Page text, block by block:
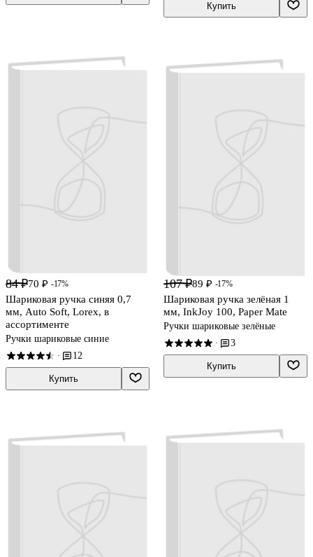
Купить
84 ₽70 ₽ -17%
Шариковая ручка синяя 0,7
мм, Auto Soft, Lorex, в
ассортименте
Ручки шариковые синие
· 12
Купить
107 ₽89 ₽ -17%
Шариковая ручка зелёная 1
мм, InkJoy 100, Paper Mate
Ручки шариковые зелёные
· 3
Купить